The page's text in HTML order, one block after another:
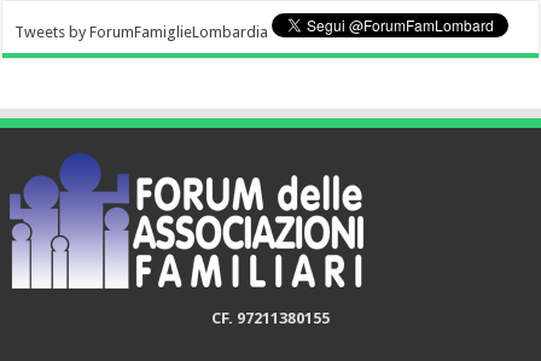
Tweets by ForumFamiglieLombardia
CF. 97211380155